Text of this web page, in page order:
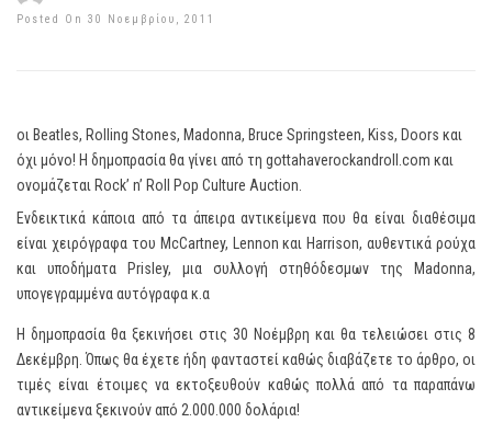
Posted On 30 Νοεμβρίου, 2011
οι Beatles, Rolling Stones, Madonna, Bruce Springsteen, Kiss, Doors και
όχι μόνο! Η δημοπρασία θα γίνει από τη gottahaverockandroll.com και
ονομάζεται Rock’ n’ Roll Pop Culture Auction.
Ενδεικτικά κάποια από τα άπειρα αντικείμενα που θα είναι διαθέσιμα
είναι χειρόγραφα του McCartney, Lennon και Harrison, αυθεντικά ρούχα
και υποδήματα Prisley, μια συλλογή στηθόδεσμων της Madonna,
υπογεγραμμένα αυτόγραφα κ.α
Η δημοπρασία θα ξεκινήσει στις 30 Νοέμβρη και θα τελειώσει στις 8
Δεκέμβρη. Όπως θα έχετε ήδη φανταστεί καθώς διαβάζετε το άρθρο, οι
τιμές είναι έτοιμες να εκτοξευθούν καθώς πολλά από τα παραπάνω
αντικείμενα ξεκινούν από 2.000.000 δολάρια!